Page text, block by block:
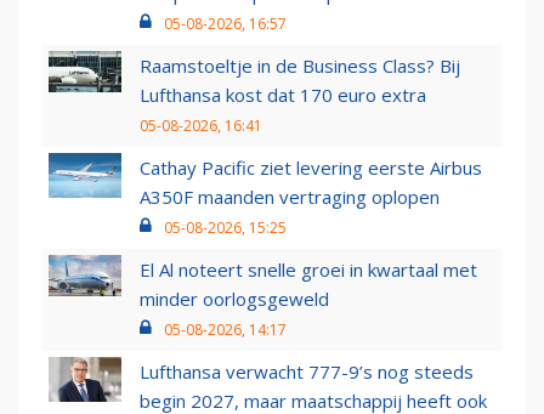
05-08-2026, 16:57
Raamstoeltje in de Business Class? Bij
Lufthansa kost dat 170 euro extra
05-08-2026, 16:41
Cathay Pacific ziet levering eerste Airbus
A350F maanden vertraging oplopen
05-08-2026, 15:25
El Al noteert snelle groei in kwartaal met
minder oorlogsgeweld
05-08-2026, 14:17
Lufthansa verwacht 777-9’s nog steeds
begin 2027, maar maatschappij heeft ook